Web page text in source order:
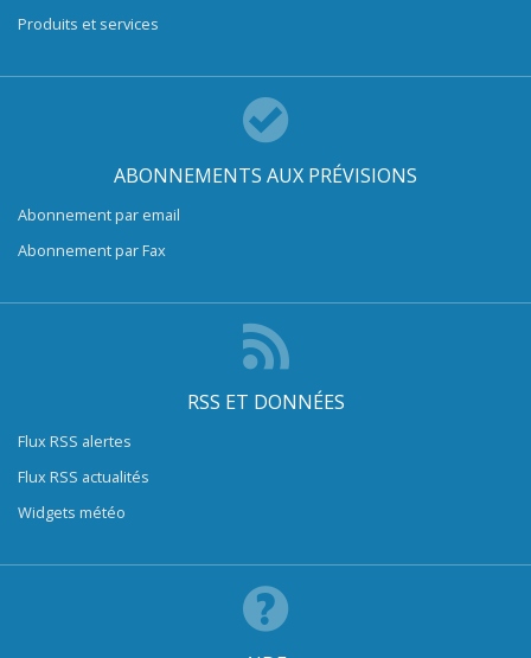
Produits et services
ABONNEMENTS AUX PRÉVISIONS
Abonnement par email
Abonnement par Fax
RSS ET DONNÉES
Flux RSS alertes
Flux RSS actualités
Widgets météo